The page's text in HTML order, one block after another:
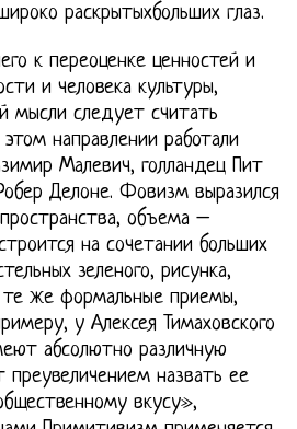
раскрытыхбольших глаз.
к переоценке ценностей и
и человека культуры,
мысли следует считать
направлении работали
Малевич, голландец Пит
Делоне. Фовизм выразился
объема –
на сочетании больших
зеленого, рисунка,
же формальные приемы,
у Алексея Тимаховского
абсолютно различную
преувеличением назвать ее
вкусу»,